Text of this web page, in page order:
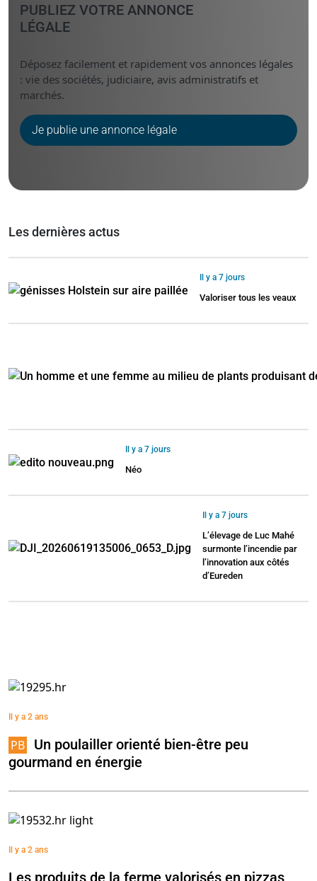
PUBLIEZ VOTRE ANNONCE
LÉGALE
Déposez facilement et rapidement vos annonces légales
: vie des sociétés, judiciaire, avis administratifs et
marchés.
Je publie une annonce légale
Les dernières actus
Il y a 7 jours
Valoriser tous les veaux
Il y a 7 jours
Néo
Il y a 7 jours
L’élevage de Luc Mahé
surmonte l’incendie par
l’innovation aux côtés
d’Eureden
Il y a 2 ans
Un poulailler orienté bien-être peu
gourmand en énergie
Il y a 2 ans
Les produits de la ferme valorisés en pizzas